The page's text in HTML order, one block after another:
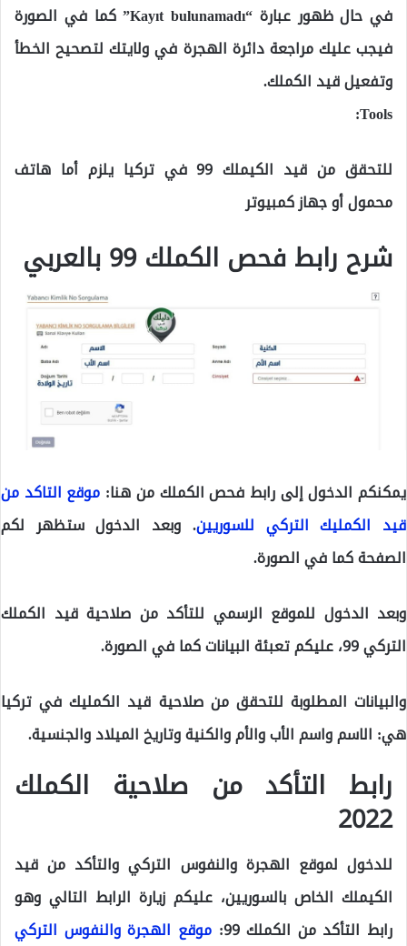
في حال ظهور عبارة “Kayıt bulunamadı” كما في الصورة
فيجب عليك مراجعة دائرة الهجرة في ولايتك لتصحيح الخطأ
وتفعيل قيد الكملك.
Tools:
للتحقق من قيد الكيملك 99 في تركيا يلزم أما هاتف
محمول أو جهاز كمبيوتر
شرح رابط فحص الكملك 99 بالعربي
يمكنكم الدخول إلى رابط فحص الكملك من هنا: موقع التاكد من
قيد الكمليك التركي للسوريين. وبعد الدخول ستظهر لكم
الصفحة كما في الصورة.
وبعد الدخول للموقع الرسمي للتأكد من صلاحية قيد الكملك
التركي 99، عليكم تعبئة البيانات كما في الصورة.
والبيانات المطلوبة للتحقق من صلاحية قيد الكمليك في تركيا
هي: الاسم واسم الأب والأم والكنية وتاريخ الميلاد والجنسية.
رابط التأكد من صلاحية الكملك
2022
للدخول لموقع الهجرة والنفوس التركي والتأكد من قيد
الكيملك الخاص بالسوريين، عليكم زيارة الرابط التالي وهو
رابط التأكد من الكملك 99:
موقع الهجرة والنفوس التركي